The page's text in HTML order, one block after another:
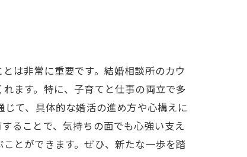
は非常に重要です。結婚相談所のカウ
ます。特に、子育てと仕事の両立で多
て、具体的な婚活の進め方や心構えに
ることで、気持ちの面でも心強い支え
とができます。ぜひ、新たな一歩を踏